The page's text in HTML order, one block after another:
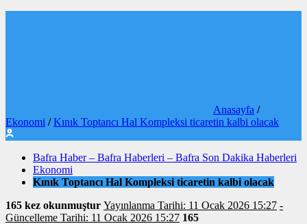
Anasayfa /
Ekonomi / Kınık Toptancı Hal Kompleksi ticaretin kalbi olacak
Bafra Haber – Bafra Haberleri – Bafra Son Dakika Haberleri
Ekonomi
Kınık Toptancı Hal Kompleksi ticaretin kalbi olacak
165 kez okunmuştur Yayınlanma Tarihi: 11 Ocak 2026 15:27 -
Güncelleme Tarihi: 11 Ocak 2026 15:27 165